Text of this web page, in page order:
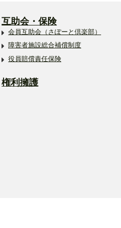
互助会・保険
会員互助会（さぽーと倶楽部）
障害者施設総合補償制度
役員賠償責任保険
権利擁護